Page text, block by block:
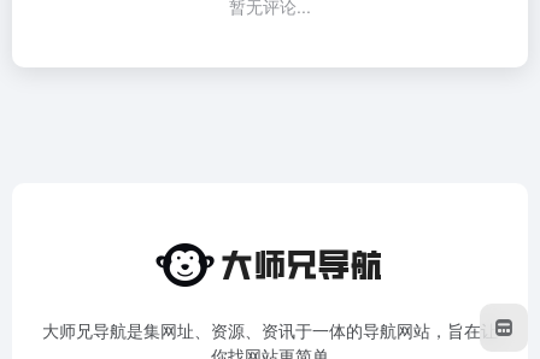
暂无评论...
大师兄导航是集网址、资源、资讯于一体的导航网站，旨在让